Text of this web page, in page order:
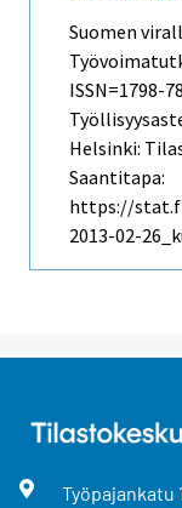
Suomen
ISSN=1798-
Helsinki:
Saantitapa:
https://
2013-02-
Työpajankatu